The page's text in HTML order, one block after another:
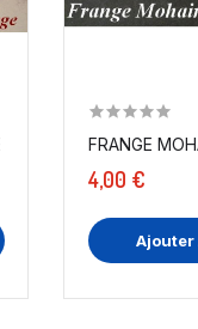
EN 4,5 CM A COUDRE.
FRANGE
4,00 €
Ajouter